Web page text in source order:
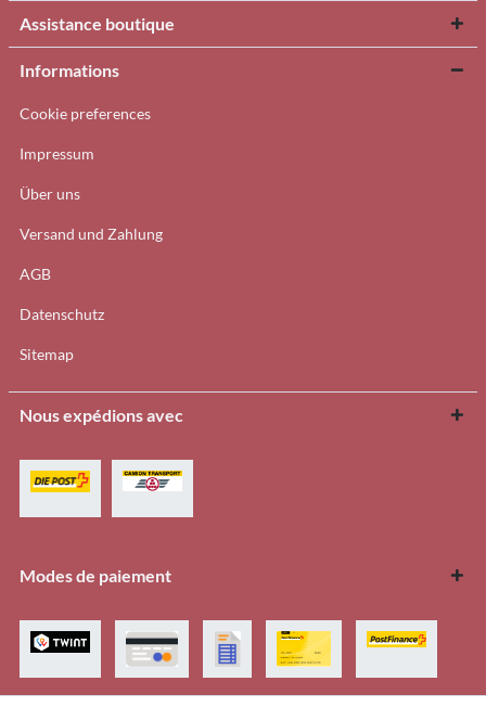
Assistance boutique
Informations
Cookie preferences
Impressum
Über uns
Versand und Zahlung
AGB
Datenschutz
Sitemap
Nous expédions avec
Modes de paiement